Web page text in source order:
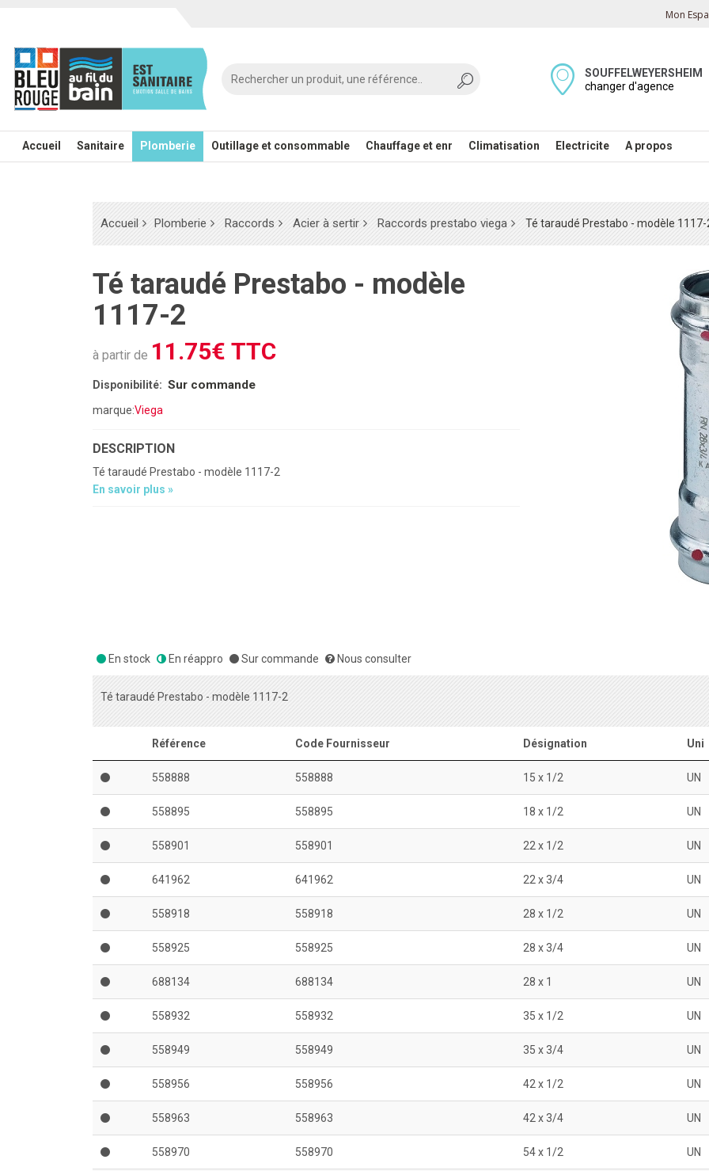
Mon
SOUFFELWEYERSHEIM
changer d'agence
Accueil Sanitaire Plomberie Outillage et consommable Chauffage et enr Climatisation Electricite A propos
Accueil Plomberie Raccords Acier à sertir Raccords prestabo viega Té taraudé Prestabo - modèle 1117-
Té taraudé Prestabo - modèle
1117-2
à partir de 11.75€ TTC
Disponibilité: Sur commande
marque:Viega
DESCRIPTION
Té taraudé Prestabo - modèle 1117-2
En savoir plus »
En stock En réappro Sur commande Nous consulter
Té taraudé Prestabo - modèle 1117-2
Référence Code Fournisseur Désignation Uni
558888 558888 15 x 1/2 UN
558895 558895 18 x 1/2 UN
558901 558901 22 x 1/2 UN
641962 641962 22 x 3/4 UN
558918 558918 28 x 1/2 UN
558925 558925 28 x 3/4 UN
688134 688134 28 x 1 UN
558932 558932 35 x 1/2 UN
558949 558949 35 x 3/4 UN
558956 558956 42 x 1/2 UN
558963 558963 42 x 3/4 UN
558970 558970 54 x 1/2 UN